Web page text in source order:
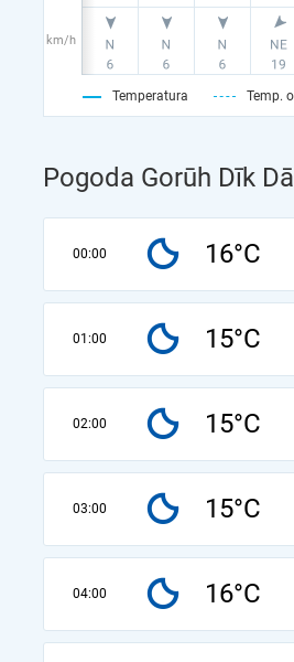
km/h
Temperatura Temp.
Pogoda Gorūh Dīk
00:00 16°C
01:00 15°C
02:00 15°C
03:00 15°C
04:00 16°C